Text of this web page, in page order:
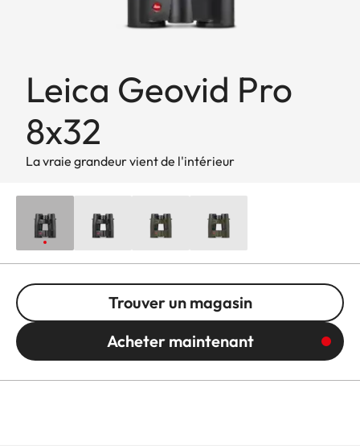
Leica Geovid Pro
8x32
La vraie grandeur vient de l'intérieur
Trouver un magasin
Acheter maintenant